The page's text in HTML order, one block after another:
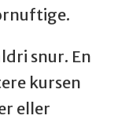
snur. En
kursen
eller